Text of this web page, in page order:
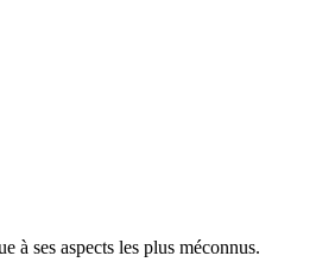
à ses aspects les plus méconnus.